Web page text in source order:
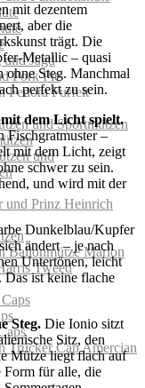
Jagd
Pork Pie
und Sportmützen
und
und Prinz Heinrich
mit dezentem
aber die
trägt. Die
Metallic – quasi
ohne Steg. Manchmal
perfekt zu sein.
dem Licht spielt.
Fischgratmuster –
mit dem Licht, zeigt
schwer zu sein.
und wird mit der
Dunkelblau/Kupfer
ändert – je nach
Untertönen, leicht
Das ist keine flache
Steg. Die Ionio sitzt
Sitz, den
Mütze liegt flach auf
für alle, die